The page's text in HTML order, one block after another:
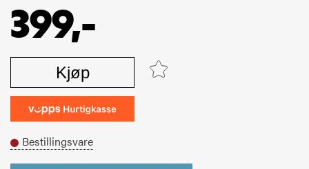
399,-
Kjøp
Bestillingsvare